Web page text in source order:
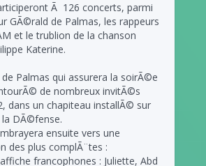
Ã 126 concerts, parmi
GÃ©rald de Palmas, les rappeurs
et le trublion de la chanson
Katerine.
Palmas qui assurera la soirÃ©e
de nombreux invitÃ©s
dans un chapiteau installÃ© sur
DÃ©fense.
ensuite vers une
des plus complÃ¨tes :
francophones : Juliette, Abd